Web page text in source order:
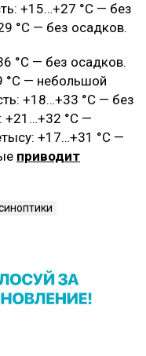
+15…+27 °C — без
°C — без осадков.
°C — без осадков.
— небольшой
+18…+33 °C — без
+21…+32 °C —
+17…+31 °C —
приводит